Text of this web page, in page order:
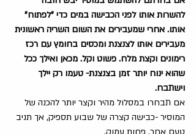
להשרות אותו לפני הכבישה במים כדי "לפתוח"
אותו. אחרי שמעבירים את השום השריה ראשונית
מעבירים אותו לצנצנת ומכסים בחומץ עם רכז
רימונים וקצת מלח. פשוט וקל. מכאן ואילך ככל
שהוא ינוח יותר זמן בצנצנת- טעמו רק יילך
וישתבח.
אם תבחרו במסלול מהיר וקצר יותר להכנה של
המוסיר -כבישה קצרה של שבוע תספיק, אך תניב